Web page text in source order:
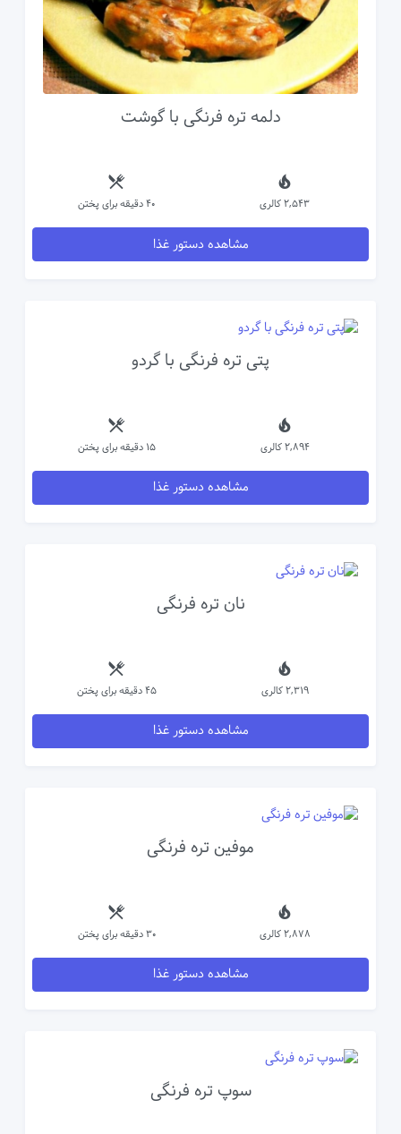
دلمه تره فرنگی با گوشت
2,543 کالری 40 دقیقه برای پختن
مشاهده دستور غذا
پتی تره فرنگی با گردو
2,894 کالری 15 دقیقه برای پختن
مشاهده دستور غذا
نان تره فرنگی
2,319 کالری 45 دقیقه برای پختن
مشاهده دستور غذا
موفین تره فرنگی
2,878 کالری 30 دقیقه برای پختن
مشاهده دستور غذا
سوپ تره فرنگی